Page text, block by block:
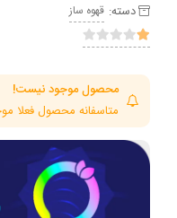
دسته: قهوه ساز
محصول موجود نیست!
متاسفانه محصول فعلا